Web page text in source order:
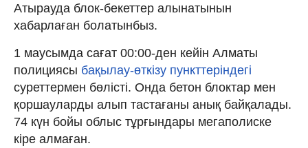
Атырауда блок-бекеттер алынатынын
хабарлаған болатынбыз.
1 маусымда сағат 00:00-ден кейін Алматы
полициясы бақылау-өткізу пункттеріндегі
суреттермен бөлісті. Онда бетон блоктар мен
қоршауларды алып тастағаны анық байқалады.
74 күн бойы облыс тұрғындары мегаполиске
кіре алмаған.